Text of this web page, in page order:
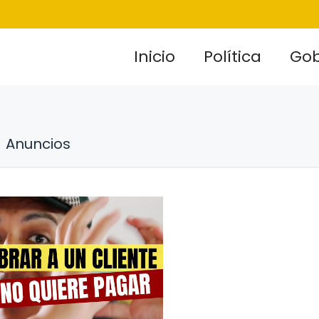
Inicio Política
Anuncios